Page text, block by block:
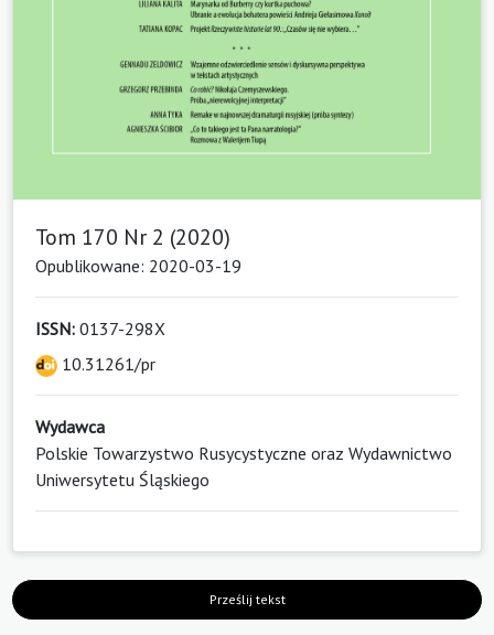
Tom 170 Nr 2 (2020)
Opublikowane: 2020-03-19
ISSN: 0137-298X
10.31261/pr
Wydawca
Polskie Towarzystwo Rusycystyczne oraz Wydawnictwo
Uniwersytetu Śląskiego
Prześlij tekst